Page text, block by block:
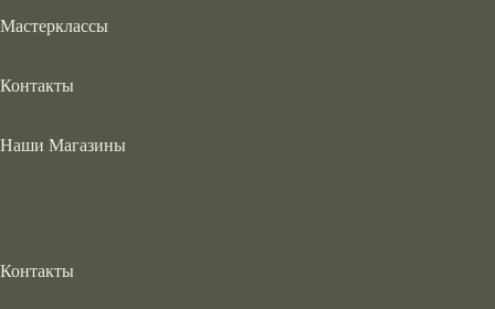
Мастерклассы
Контакты
Наши Магазины
Контакты